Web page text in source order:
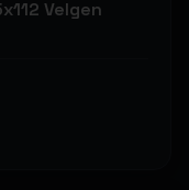
Velgen